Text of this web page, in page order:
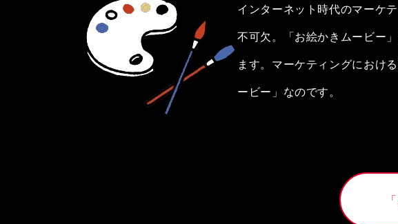
インターネット時代のマーケ
不可欠。「お絵かきムービー
ます。マーケティングにおけ
ービー」なのです。